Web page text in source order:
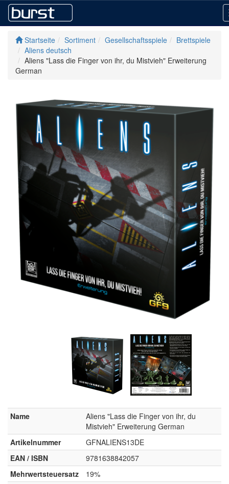
Startseite Sortiment Gesellschaftsspiele
Brettspiele
Aliens deutsch
Aliens "Lass die Finger von ihr, du Mistvieh" Erweiterung
German
Name
Aliens "Lass die Finger von ihr, du
Mistvieh" Erweiterung German
Artikelnummer
GFNALIENS13DE
EAN / ISBN
9781638842057
Mehrwertsteuersatz
19%